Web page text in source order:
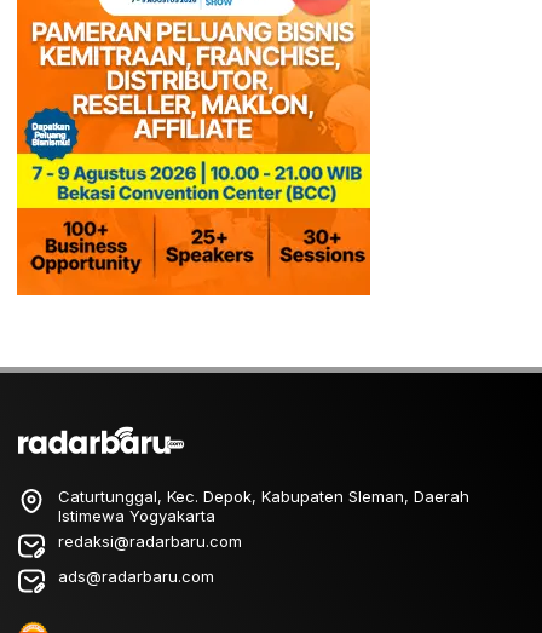
Caturtunggal, Kec. Depok, Kabupaten Sleman, Daerah
Istimewa Yogyakarta
redaksi@radarbaru.com
ads@radarbaru.com